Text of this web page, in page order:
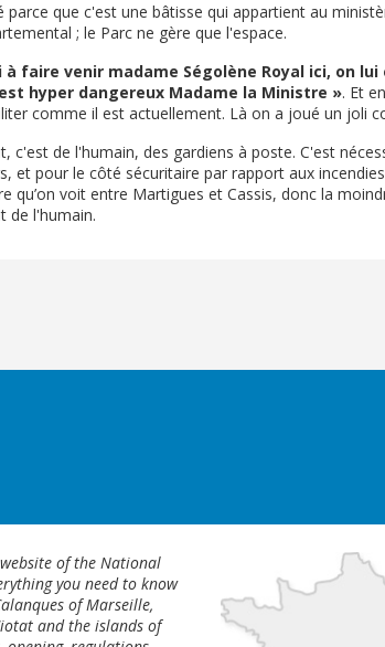
parce que c'est une bâtisse qui appartient au
; le Parc ne gère que l'espace.
faire venir madame Ségolène Royal ici, on lui
hyper dangereux Madame la Ministre ». Et
comme il est actuellement. Là on a joué un joli
c'est de l'humain, des gardiens à poste. C'est
et pour le côté sécuritaire par rapport aux
qu’on voit entre Martigues et Cassis, donc la
de l'humain.
of the National
you need to know
of Marseille,
and the islands of